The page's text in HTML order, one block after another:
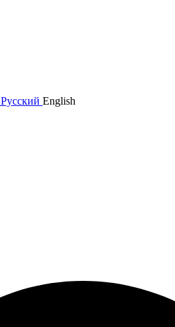
Русский English